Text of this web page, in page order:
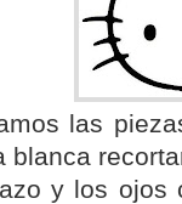
las
blanca
y los ojos